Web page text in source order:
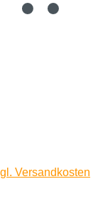
Versandkosten